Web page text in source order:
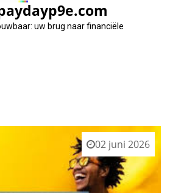
uw brug naar financiële
02 juni 2026